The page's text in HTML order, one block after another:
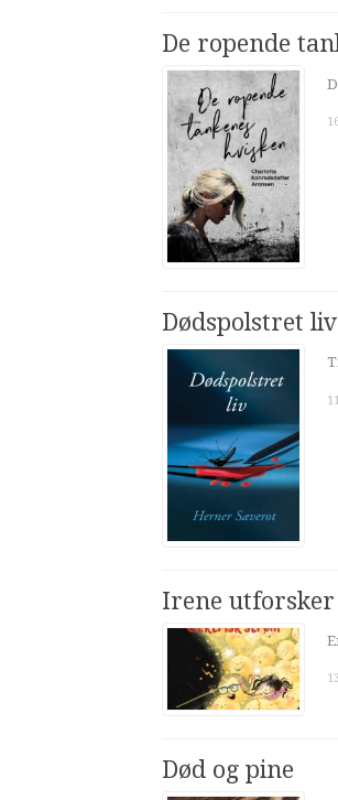
De ropende
Dødspolstret liv
Irene
Død og pine